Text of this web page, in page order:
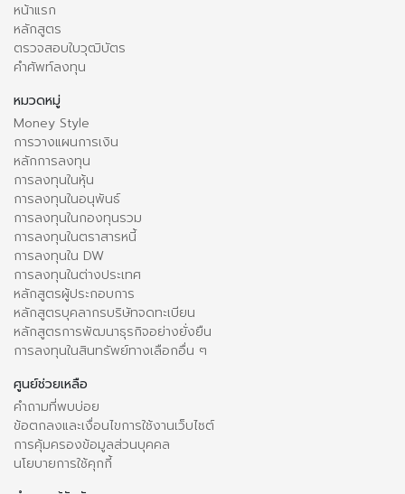
หน้าแรก
หลักสูตร
ตรวจสอบใบวุฒิบัตร
คำศัพท์ลงทุน
หมวดหมู่
Money Style
การวางแผนการเงิน
หลักการลงทุน
การลงทุนในหุ้น
การลงทุนในอนุพันธ์
การลงทุนในกองทุนรวม
การลงทุนในตราสารหนี้
การลงทุนใน DW
การลงทุนในต่างประเทศ
หลักสูตรผู้ประกอบการ
หลักสูตรบุคลากรบริษัทจดทะเบียน
หลักสูตรการพัฒนาธุรกิจอย่างยั่งยืน
การลงทุนในสินทรัพย์ทางเลือกอื่น ๆ
ศูนย์ช่วยเหลือ
คำถามที่พบบ่อย
ข้อตกลงและเงื่อนไขการใช้งานเว็บไซต์
การคุ้มครองข้อมูลส่วนบุคคล
นโยบายการใช้คุกกี้